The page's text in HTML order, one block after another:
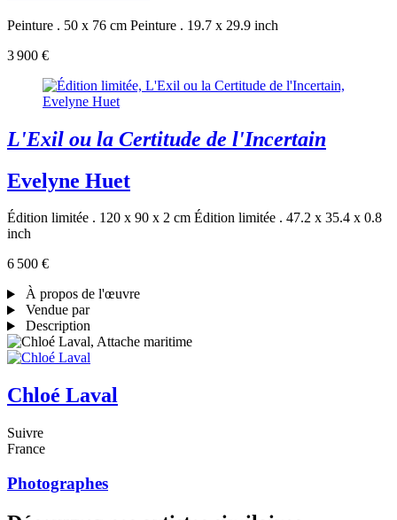
Peinture . 50 x 76 cm Peinture . 19.7 x 29.9 inch
3 900 €
L'Exil ou la Certitude de l'Incertain
Evelyne Huet
Édition limitée . 120 x 90 x 2 cm Édition limitée . 47.2 x 35.4 x 0.8
inch
6 500 €
À propos de l'œuvre
Vendue par
Description
Chloé Laval
Suivre
France
Photographes